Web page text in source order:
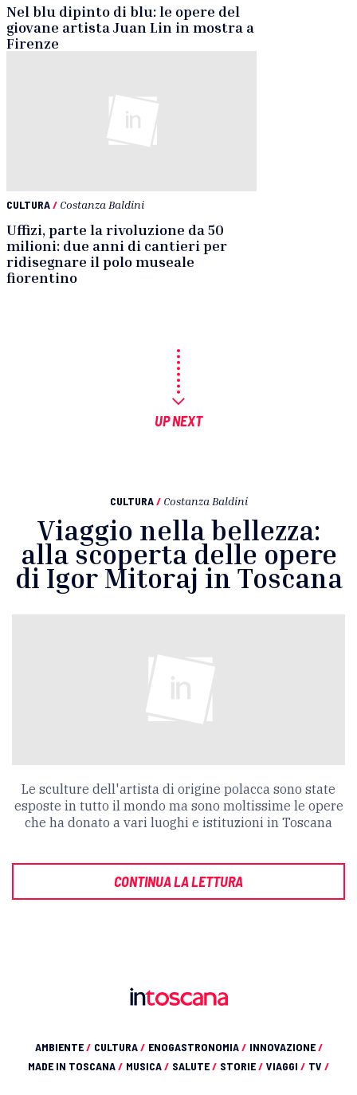
Nel blu dipinto di blu: le opere del
giovane artista Juan Lin in mostra a
Firenze
CULTURA/ Costanza Baldini
Uffizi, parte la rivoluzione da 50
milioni: due anni di cantieri per
ridisegnare il polo museale
fiorentino
UP NEXT
CULTURA / Costanza Baldini
Viaggio nella bellezza:
alla scoperta delle opere
di Igor Mitoraj in Toscana
Le sculture dell'artista di origine polacca sono state
esposte in tutto il mondo ma sono moltissime le opere
che ha donato a vari luoghi e istituzioni in Toscana
CONTINUA LA LETTURA
AMBIENTE/ CULTURA/ ENOGASTRONOMIA/ INNOVAZIONE/
MADE IN TOSCANA/ MUSICA/ SALUTE/ STORIE/ VIAGGI / TV /